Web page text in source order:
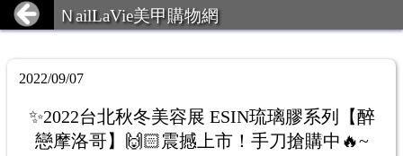
ＮailLaVie美甲購物網
2022/09/07
✨2022台北秋冬美容展 ESIN琉璃膠系列【醉
戀摩洛哥】🙌🏻震撼上市！手刀搶購中🔥~